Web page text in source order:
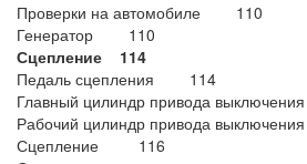
Проверки на автомобиле 110
Генератор 110
Сцепление 114
Педаль сцепления 114
Главный цилиндр привода
Рабочий цилиндр привода
Сцепление 116